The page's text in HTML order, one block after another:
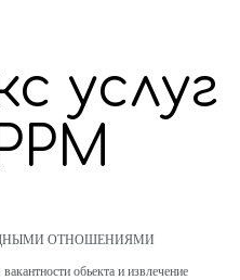
услуг
ОТНОШЕНИЯМИ
обьекта и извлечение